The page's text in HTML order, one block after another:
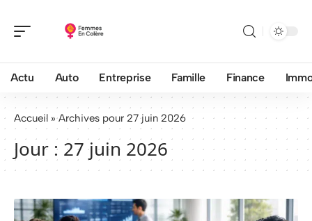
Actu Auto Entreprise Famille Finance
Accueil »Archives pour 27 juin 2026
Jour : 27 juin 2026